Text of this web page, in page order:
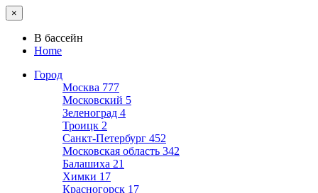
×
В бассейн
Home
Город
Москва 777
Московский 5
Зеленоград 4
Троицк 2
Санкт-Петербург 452
Московская область 342
Балашиха 21
Химки 17
Красногорск 17